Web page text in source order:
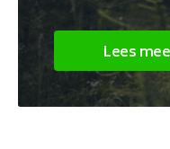
Lees